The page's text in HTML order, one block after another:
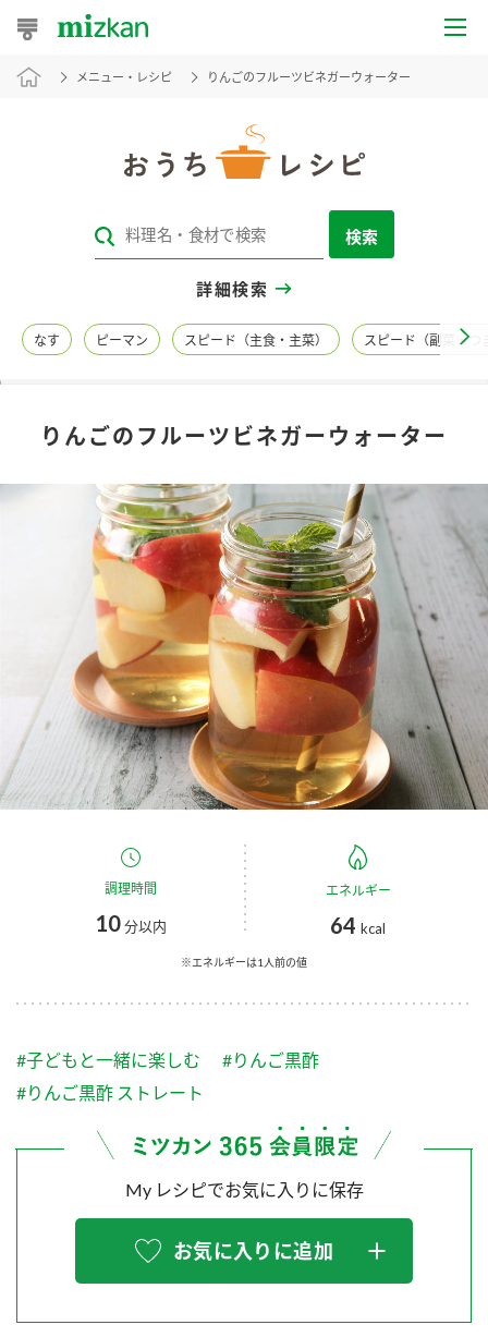
おうちレシピ
レシピカテゴリ一覧
レシピ名特集
商品情報
商品カテゴリ
酢 調味酢
お酢ドリンク ぽん酢
みりん風・料理酒 鍋用調味料
スープ 中華
ふりかけ
炊き込みご飯の素 米飯用調味液
新商品一覧
キャンペーン情報
ブランド・スペシャルサイト
ブランド・スペシャルサイト トップ
商品ブランドサイト
Fibee（ファイビー）
カンタン酢
お酢ドリンク
かおりの蔵
つゆ
鍋なび
納豆のサイト
お酢を知ろう！
企業情報
国内事業概要
ミツカングループについて
企業理念
ミツカンを知る
水の文化センター（アーカイブ）
ZENB initiative
MIM（ミツカンミュージアム）
お客様相談センター
お客様の声をいかしました
販売終了製品のご案内
よくあるご質問
メニュー・レシピ りんごのフルーツビネガーウォーター
検索
詳細検索
なす ピーマン スピード（主食・主菜） スピード（副菜・つ
りんごのフルーツビネガーウォーター
調理時間
10分以内
エネルギー
64 kcal
※エネルギーは1人前の値
#子どもと一緒に楽しむ
#りんご黒酢
#りんご黒酢 ストレート
My レシピでお気に入りに保存
お気に入りに追加